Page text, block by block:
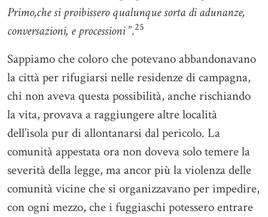
Primo,che si proibissero qualunque sorta di adunanze,
conversazioni, e processioni”.25
Sappiamo che coloro che potevano abbandonavano
la città per rifugiarsi nelle residenze di campagna,
chi non aveva questa possibilità, anche rischiando
la vita, provava a raggiungere altre località
dell’isola pur di allontanarsi dal pericolo. La
comunità appestata ora non doveva solo temere la
severità della legge, ma ancor più la violenza delle
comunità vicine che si organizzavano per impedire,
con ogni mezzo, che i fuggiaschi potessero entrare